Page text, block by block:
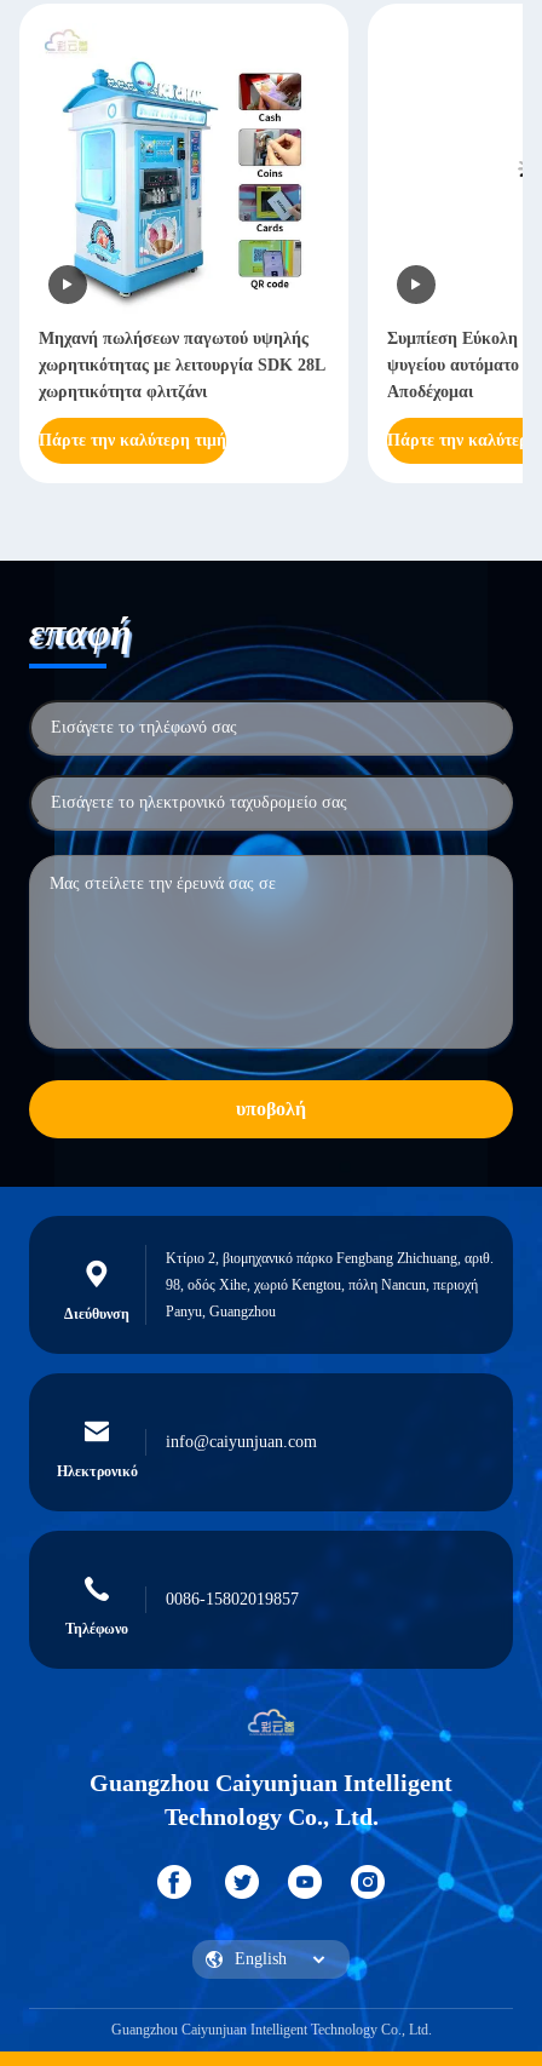
Μηχανή πωλήσεων παγωτού υψηλής
χωρητικότητας με λειτουργία SDK 28L
χωρητικότητα φλιτζάνι
Πάρτε την καλύτερη τιμή
Συμπίεση Εύκολη
ψυγείου αυτόματο
Αποδέχομαι
Πάρτε την καλύτερη
επαφή
υποβολή
Διεύθυνση
Κτίριο 2, βιομηχανικό πάρκο Fengbang Zhichuang, αριθ.
98, οδός Xihe, χωριό Kengtou, πόλη Nancun, περιοχή
Panyu, Guangzhou
Ηλεκτρονικό
info@caiyunjuan.com
Τηλέφωνο
0086-15802019857
Guangzhou Caiyunjuan Intelligent
Technology Co., Ltd.
Guangzhou Caiyunjuan Intelligent Technology Co., Ltd.